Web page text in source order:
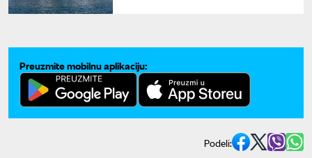
Preuzmite mobilnu aplikaciju:
Podeli: